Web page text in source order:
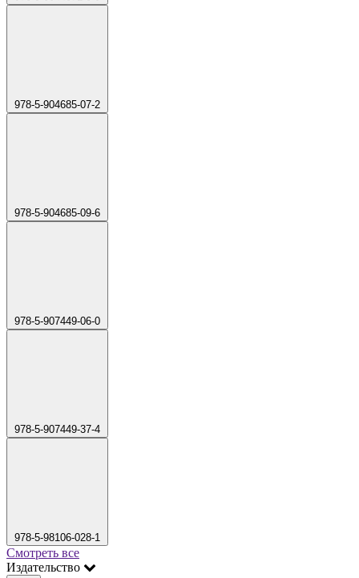
978-5-904685-07-2
978-5-904685-09-6
978-5-907449-06-0
978-5-907449-37-4
978-5-98106-028-1
Смотреть все
Издательство